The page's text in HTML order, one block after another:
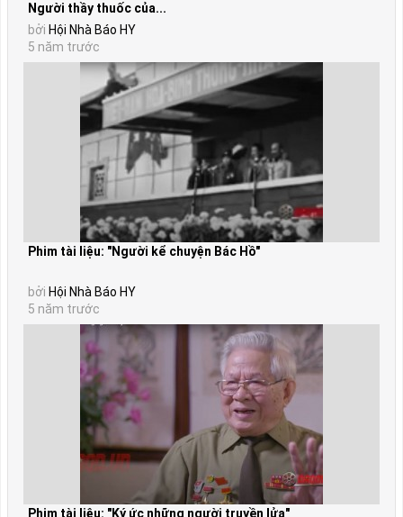
Người thầy thuốc của...
bởi Hội Nhà Báo HY
5 năm trước
Phim tài liệu: "Người kể chuyện Bác Hồ"
bởi Hội Nhà Báo HY
5 năm trước
Phim tài liệu: "Ký ức những người truyền lửa"